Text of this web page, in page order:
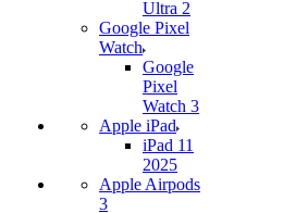
Ultra 2
Google Pixel
Watch
Google
Pixel
Watch 3
Apple iPad
iPad 11
2025
Apple Airpods
3